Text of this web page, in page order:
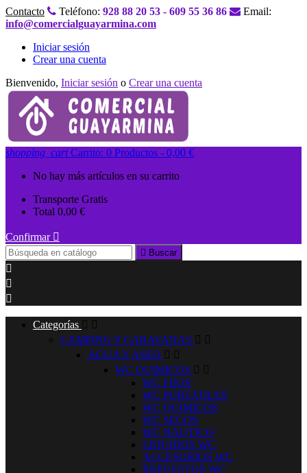
Contacto Teléfono: 928 88 20 53 - 609 55 36 86
Email:
info@comercialguayarmina.com
Iniciar sesión
Crear una cuenta
Bienvenido, Iniciar sesión o Crear una cuenta
shopping_cart Carrito: 0 Productos - 0,00 €
No hay más artículos en su carrito
Transporte Gratis
Total 0,00 €
Confirmar 
 Buscar



Categorías  
CAMPING Y CARAVANAS  
AGUA Y ASEO  
WC QUIMICOS  
WC FIJOS
WC PORTATILES
WC QUIMICOS
WC SECOS
WC NAUTICO
LIQUIDOS WC
ACCESORIOS WC
REPUESTOS WC